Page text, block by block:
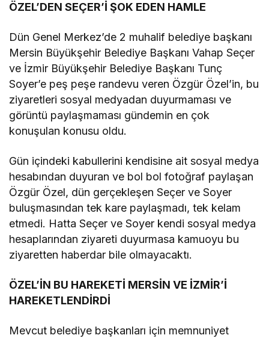
ÖZEL’DEN SEÇER’İ ŞOK EDEN HAMLE
Dün Genel Merkez’de 2 muhalif belediye başkanı
Mersin Büyükşehir Belediye Başkanı Vahap Seçer
ve İzmir Büyükşehir Belediye Başkanı Tunç
Soyer’e peş peşe randevu veren Özgür Özel’in, bu
ziyaretleri sosyal medyadan duyurmaması ve
görüntü paylaşmaması gündemin en çok
konuşulan konusu oldu.
Gün içindeki kabullerini kendisine ait sosyal medya
hesabından duyuran ve bol bol fotoğraf paylaşan
Özgür Özel, dün gerçekleşen Seçer ve Soyer
buluşmasından tek kare paylaşmadı, tek kelam
etmedi. Hatta Seçer ve Soyer kendi sosyal medya
hesaplarından ziyareti duyurmasa kamuoyu bu
ziyaretten haberdar bile olmayacaktı.
ÖZEL’İN BU HAREKETİ MERSİN VE İZMİR’İ
HAREKETLENDİRDİ
Mevcut belediye başkanları için memnuniyet